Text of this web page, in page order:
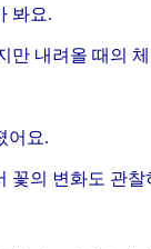
봐요.
만 내려올 때의
어요.
꽃의 변화도 관찰